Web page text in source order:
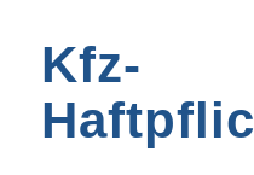
Kfz-